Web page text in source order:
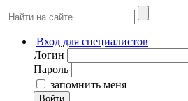
Вход для специалистов
Логин
Пароль
запомнить меня
Войти